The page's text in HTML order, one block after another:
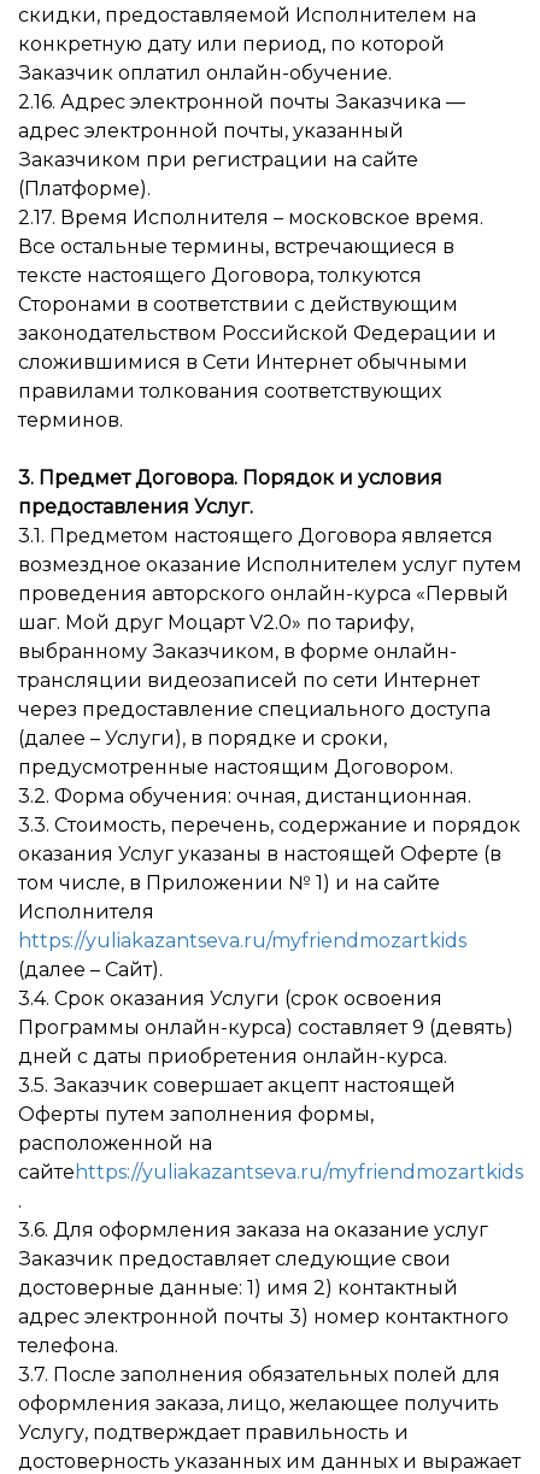
скидки, предоставляемой Исполнителем на
конкретную дату или период, по которой
Заказчик оплатил онлайн-обучение.
2.16. Адрес электронной почты Заказчика —
адрес электронной почты, указанный
Заказчиком при регистрации на сайте
(Платформе).
2.17. Время Исполнителя – московское время.
Все остальные термины, встречающиеся в
тексте настоящего Договора, толкуются
Сторонами в соответствии с действующим
законодательством Российской Федерации и
сложившимися в Сети Интернет обычными
правилами толкования соответствующих
терминов.
3. Предмет Договора. Порядок и условия
предоставления Услуг.
3.1. Предметом настоящего Договора является
возмездное оказание Исполнителем услуг путем
проведения авторского онлайн-курса «Первый
шаг. Мой друг Моцарт V2.0» по тарифу,
выбранному Заказчиком, в форме онлайн-
трансляции видеозаписей по сети Интернет
через предоставление специального доступа
(далее – Услуги), в порядке и сроки,
предусмотренные настоящим Договором.
3.2. Форма обучения: очная, дистанционная.
3.3. Стоимость, перечень, содержание и порядок
оказания Услуг указаны в настоящей Оферте (в
том числе, в Приложении № 1) и на сайте
Исполнителя
https://yuliakazantseva.ru/myfriendmozartkids
(далее – Сайт).
3.4. Срок оказания Услуги (срок освоения
Программы онлайн-курса) составляет 9 (девять)
дней с даты приобретения онлайн-курса.
3.5. Заказчик совершает акцепт настоящей
Оферты путем заполнения формы,
расположенной на
сайте https://yuliakazantseva.ru/myfriendmozartkids
.
3.6. Для оформления заказа на оказание услуг
Заказчик предоставляет следующие свои
достоверные данные: 1) имя 2) контактный
адрес электронной почты 3) номер контактного
телефона.
3.7. После заполнения обязательных полей для
оформления заказа, лицо, желающее получить
Услугу, подтверждает правильность и
достоверность указанных им данных и выражает